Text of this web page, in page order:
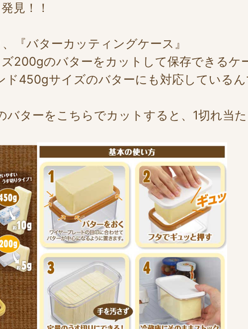
見！！
『バターカッティングケース』
200gのバターをカットして保存できるケ
ド450gサイズのバターにも対応しているん
バターをこちらでカットすると、1切れ当